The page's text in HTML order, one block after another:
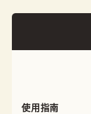
使用指南